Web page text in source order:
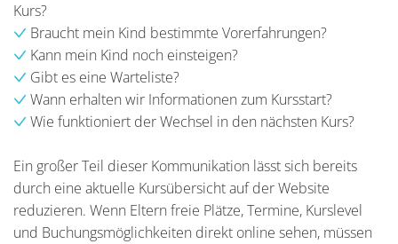
Kurs?
Braucht mein Kind bestimmte Vorerfahrungen?
Kann mein Kind noch einsteigen?
Gibt es eine Warteliste?
Wann erhalten wir Informationen zum Kursstart?
Wie funktioniert der Wechsel in den nächsten Kurs?
Ein großer Teil dieser Kommunikation lässt sich bereits
durch eine aktuelle Kursübersicht auf der Website
reduzieren. Wenn Eltern freie Plätze, Termine, Kurslevel
und Buchungsmöglichkeiten direkt online sehen, müssen